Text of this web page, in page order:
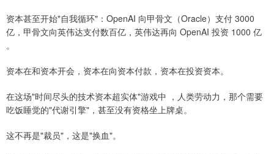
资本甚至开始"自我循环"：OpenAI 向甲骨文（Oracle）支付 3000
亿，甲骨文向英伟达支付数百亿，英伟达再向 OpenAI 投资 1000 亿
。
资本在和资本开会，资本在向资本付款，资本在投资资本。
在这场"时间尽头的技术资本超实体"游戏中 ，人类劳动力，那个需要
吃饭睡觉的"代谢引擎"，甚至没有资格坐上牌桌。
这不再是"裁员"，这是"换血"。